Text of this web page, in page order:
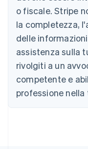
o fiscale. Stripe
la completezza,
delle
assistenza sulla
rivolgiti a un
competente e
professione
Deutsch English
Belgio
NederlandsFrançais
Brasile
PortuguêsEnglish
English
Canada
English
Cina continentale
简体中文English